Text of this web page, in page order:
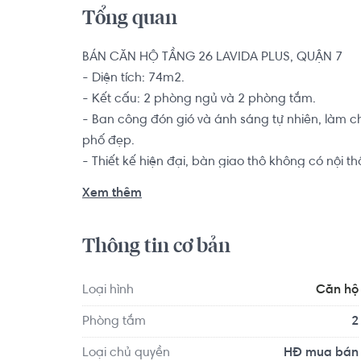
Tổng quan
BÁN CĂN HỘ TẦNG 26 LAVIDA PLUS, QUẬN 7
- Diện tích: 74m2.
- Kết cấu: 2 phòng ngủ và 2 phòng tắm.
- Ban công đón gió và ánh sáng tự nhiên, làm
phố đẹp.
- Thiết kế hiện đại, bàn giao thô không có nội
như: Trung tâm thương mại, hồ bơi, phòng tập
em,...Không gian sống tại khu căn hộ luôn
Plus được đầu tư một khu liên hợp thể thao với
cây xanh cùng với hồ bơi rộng 2.000m2, để
Xem thêm
Thông tin cơ bản
Loại hình Căn hộ
Phòng tắm 2
Loại chủ quyền HĐ mua bán